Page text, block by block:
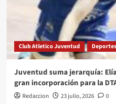
Club Atletico Juventud Deportes
Juventud suma jerarquía:
gran incorporación para la
Redaccion 23 julio, 2026 0